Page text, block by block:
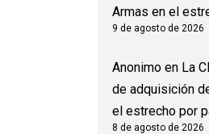
Armas en el
9 de agosto de 2026
Anonimoen La
de adquisición
el estrecho por
8 de agosto de 2026